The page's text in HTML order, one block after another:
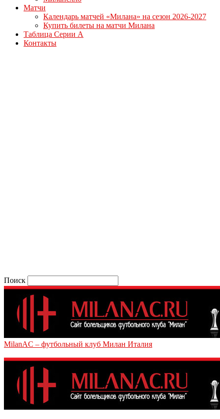
Матчи
Календарь матчей «Милана» на сезон 2026-2027
Купить билеты на матчи Милана
Таблица Серии А
Контакты
Поиск
MilanAC – футбольный клуб Милан Италия